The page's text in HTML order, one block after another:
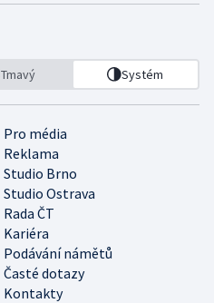
Tmavý Systém
Pro média
Reklama
Studio Brno
Studio Ostrava
Rada ČT
Kariéra
Podávání námětů
Časté dotazy
Kontakty